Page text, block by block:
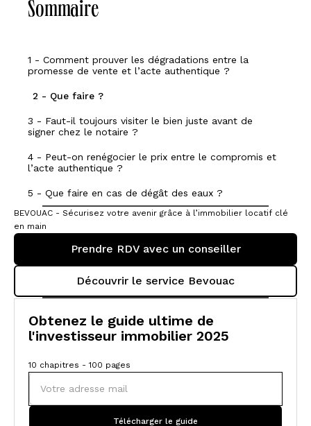
Sommaire
1 - Comment prouver les dégradations entre la
promesse de vente et l’acte authentique ?
2 - Que faire ?
3 - Faut-il toujours visiter le bien juste avant de
signer chez le notaire ?
4 - Peut-on renégocier le prix entre le compromis et
l’acte authentique ?
5 - Que faire en cas de dégât des eaux ?
BEVOUAC - Sécurisez votre avenir grâce à l’immobilier locatif clé
en main
Prendre RDV avec un conseiller
Découvrir le service Bevouac
Obtenez le guide ultime de
l'investisseur immobilier 2025
10 chapitres - 100 pages